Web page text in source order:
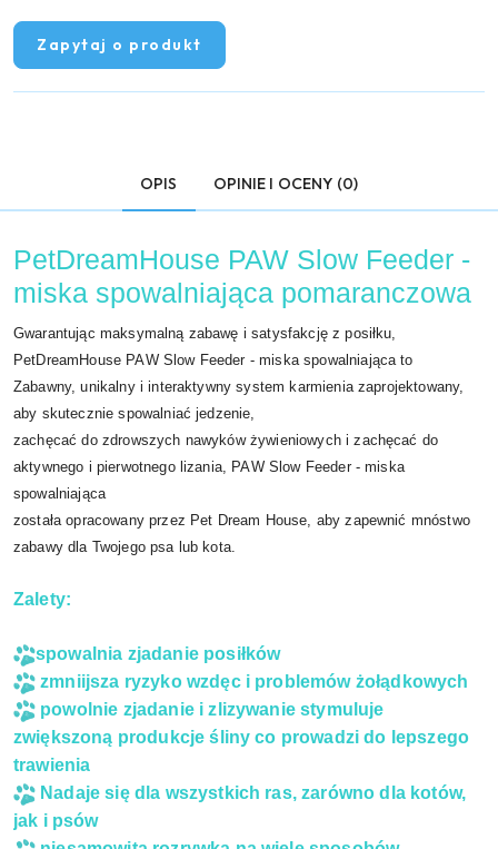
Zapytaj o produkt
OPIS OPINIE I OCENY (0)
PetDreamHouse PAW Slow Feeder -
miska spowalniająca pomaranczowa
Gwarantując maksymalną zabawę i satysfakcję z posiłku,
PetDreamHouse PAW Slow Feeder - miska spowalniająca to
Zabawny, unikalny i interaktywny system karmienia zaprojektowany,
aby skutecznie spowalniać jedzenie,
zachęcać do zdrowszych nawyków żywieniowych i zachęcać do
aktywnego i pierwotnego lizania, PAW Slow Feeder - miska
spowalniająca
została opracowany przez Pet Dream House, aby zapewnić mnóstwo
zabawy dla Twojego psa lub kota.
Zalety:
spowalnia zjadanie posiłków
zmniijsza ryzyko wzdęc i problemów żołądkowych
powolnie zjadanie i zlizywanie stymuluje
zwiększoną produkcje śliny co prowadzi do lepszego
trawienia
Nadaje się dla wszystkich ras, zarówno dla kotów,
jak i psów